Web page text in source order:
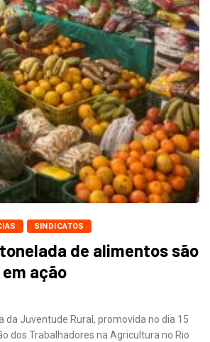
SINDICATOS
de alimentos são
ação
da Juventude Rural, promovida no dia 15
dos Trabalhadores na Agricultura no Rio